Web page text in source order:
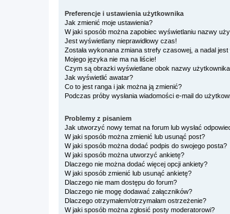
Preferencje i ustawienia użytkownika
Jak zmienić moje ustawienia?
W jaki sposób można zapobiec wyświetlaniu nazwy
Jest wyświetlany nieprawidłowy czas!
Została wykonana zmiana strefy czasowej, a nadal
Mojego języka nie ma na liście!
Czym są obrazki wyświetlane obok nazwy
Jak wyświetlić awatar?
Co to jest ranga i jak można ją zmienić?
Podczas próby wysłania wiadomości e-mail do
Problemy z pisaniem
Jak utworzyć nowy temat na forum lub wysłać
W jaki sposób można zmienić lub usunąć post?
W jaki sposób można dodać podpis do swojego posta?
W jaki sposób można utworzyć ankietę?
Dlaczego nie można dodać więcej opcji ankiety?
W jaki sposób zmienić lub usunąć ankietę?
Dlaczego nie mam dostępu do forum?
Dlaczego nie mogę dodawać załączników?
Dlaczego otrzymałem/otrzymałam ostrzeżenie?
W jaki sposób można zgłosić posty moderatorowi?